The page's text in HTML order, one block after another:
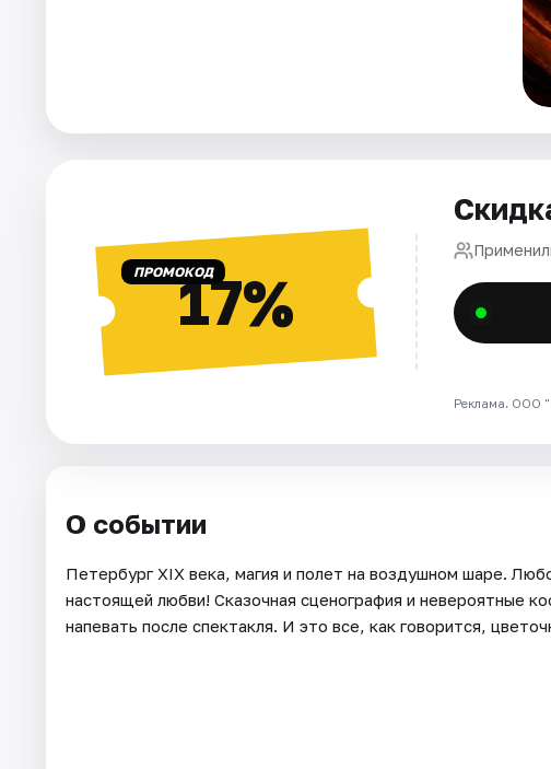
ПРОМОКОД17%
Реклама. ООО
О событии
Петербург XIX века, магия и полет на воздушном шаре.
настоящей любви! Сказочная сценография и невероятные
напевать поcле спектакля. И это все, как говорится,